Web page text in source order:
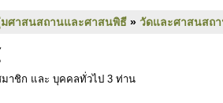
ศาสนสถานและศาสนพิธี » วัดและศาสนสถ
าชิก และ บุคคลทั่วไป 3 ท่าน